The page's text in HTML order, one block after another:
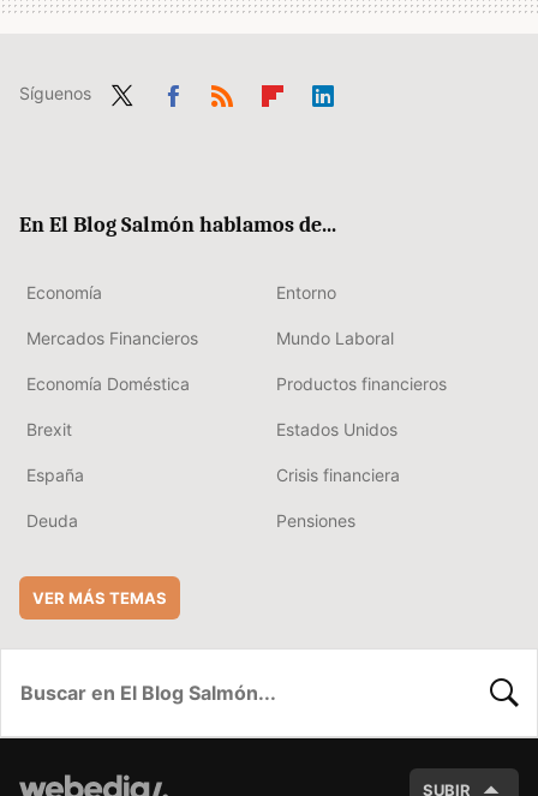
Síguenos
En El Blog Salmón hablamos de...
Economía Entorno
Mercados Financieros Mundo Laboral
Economía Doméstica Productos financieros
Brexit Estados Unidos
España Crisis financiera
Deuda Pensiones
VER MÁS TEMAS
SUBIR